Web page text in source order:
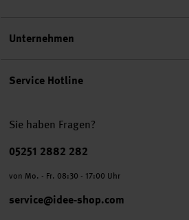
Service Hotline
Sie haben Fragen?
Telefonnummer
05251 2882 282
von Mo. - Fr. 08:30 - 17:00 Uhr
service@idee-shop.com
Unternehmen